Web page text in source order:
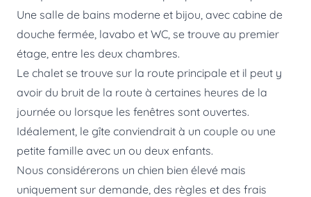
Une salle de bains moderne et bijou, avec cabine de
douche fermée, lavabo et WC, se trouve au premier
étage, entre les deux chambres.
Le chalet se trouve sur la route principale et il peut y
avoir du bruit de la route à certaines heures de la
journée ou lorsque les fenêtres sont ouvertes.
Idéalement, le gîte conviendrait à un couple ou une
petite famille avec un ou deux enfants.
Nous considérerons un chien bien élevé mais
uniquement sur demande, des règles et des frais